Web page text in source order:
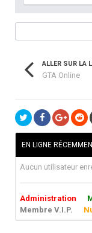
ALLER SUR LA
GTA Online
EN LIGNE
Aucun utilisateur
Administration
Membre V.I.P.